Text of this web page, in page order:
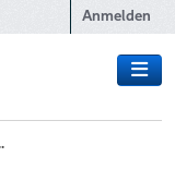
Anmelden